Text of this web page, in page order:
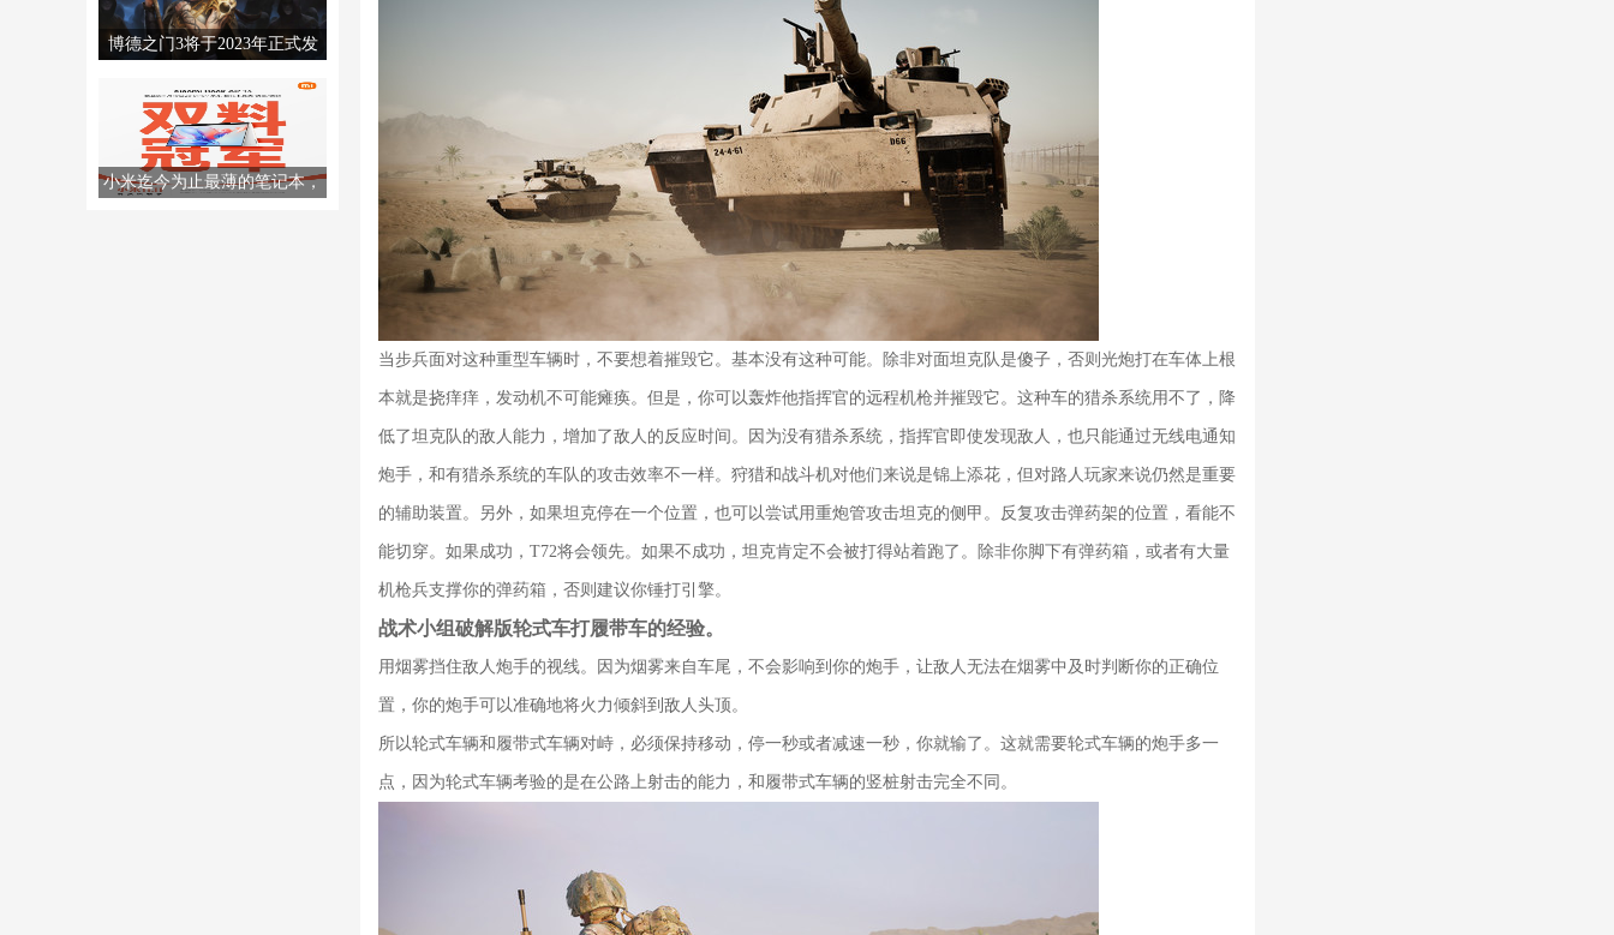
博德之门3将于2023年正式发
小米迄今为止最薄的笔记本，
当步兵面对这种重型车辆时，不要想着摧毁它。基本没有这种可能。除非对面坦克队是傻子，否则光炮打在车体上根
本就是挠痒痒，发动机不可能瘫痪。但是，你可以轰炸他指挥官的远程机枪并摧毁它。这种车的猎杀系统用不了，降
低了坦克队的敌人能力，增加了敌人的反应时间。因为没有猎杀系统，指挥官即使发现敌人，也只能通过无线电通知
炮手，和有猎杀系统的车队的攻击效率不一样。狩猎和战斗机对他们来说是锦上添花，但对路人玩家来说仍然是重要
的辅助装置。另外，如果坦克停在一个位置，也可以尝试用重炮管攻击坦克的侧甲。反复攻击弹药架的位置，看能不
能切穿。如果成功，T72将会领先。如果不成功，坦克肯定不会被打得站着跑了。除非你脚下有弹药箱，或者有大量
机枪兵支撑你的弹药箱，否则建议你锤打引擎。
战术小组破解版轮式车打履带车的经验。
用烟雾挡住敌人炮手的视线。因为烟雾来自车尾，不会影响到你的炮手，让敌人无法在烟雾中及时判断你的正确位
置，你的炮手可以准确地将火力倾斜到敌人头顶。
所以轮式车辆和履带式车辆对峙，必须保持移动，停一秒或者减速一秒，你就输了。这就需要轮式车辆的炮手多一
点，因为轮式车辆考验的是在公路上射击的能力，和履带式车辆的竖桩射击完全不同。